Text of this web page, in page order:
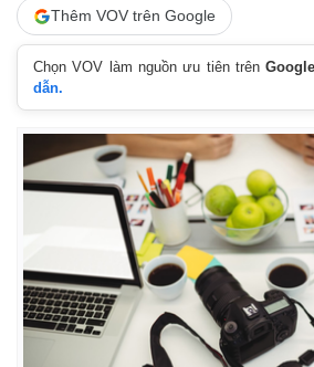
Quan sát
Cuộc sống đó đây
Hồ sơ
Video
Ảnh
E-
Thêm VOV trên Google
Chọn VOV làm nguồn ưu tiên trên
dẫn.